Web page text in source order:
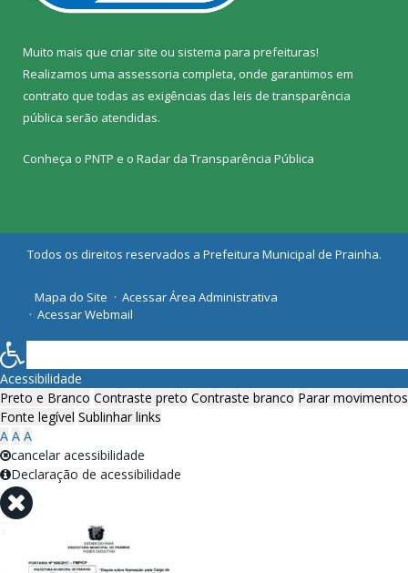
Muito mais que criar site ou sistema para prefeituras!
Realizamos uma assessoria completa, onde garantimos em
contrato que todas as exigências das leis de transparência
pública serão atendidas.
Conheça o PNTP e o Radar da Transparência Pública
Todos os direitos reservados a Prefeitura Municipal de Prainha.
Mapa do Site
Acessar Área Administrativa
Acessar Webmail
Acessibilidade
Preto e Branco Contraste preto Contraste branco Parar movimentos
Fonte legível Sublinhar links
A A A
cancelar acessibilidade
Declaração de acessibilidade